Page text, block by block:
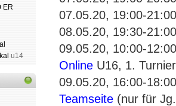
ER
u14
07.05.20, 19:00-
08.05.20, 19:30-
09.05.20, 10:00-
Online U16, 1.
09.05.20, 16:00-
Teamseite (nur für